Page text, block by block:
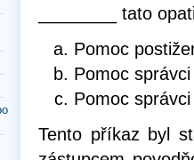
________ tato
Pomoc
Pomoc
Pomoc
Tento příkaz byl